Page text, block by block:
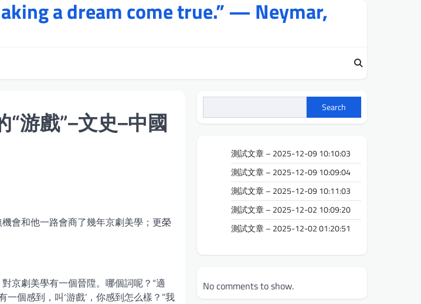
a dream come true.” — Neymar,
游戲”–文史–中國
會和他一路會商了幾年京劇美學；更榮
京劇美學有一個晉陞。哪個詞呢？“適
個感到，叫‘游戲’，你感到怎么樣？”我
Search
測試文章 – 2025-12-09 10:10:03
測試文章 – 2025-12-09 10:09:04
測試文章 – 2025-12-09 10:11:03
測試文章 – 2025-12-02 10:09:20
測試文章 – 2025-12-02 01:20:51
No comments to show.